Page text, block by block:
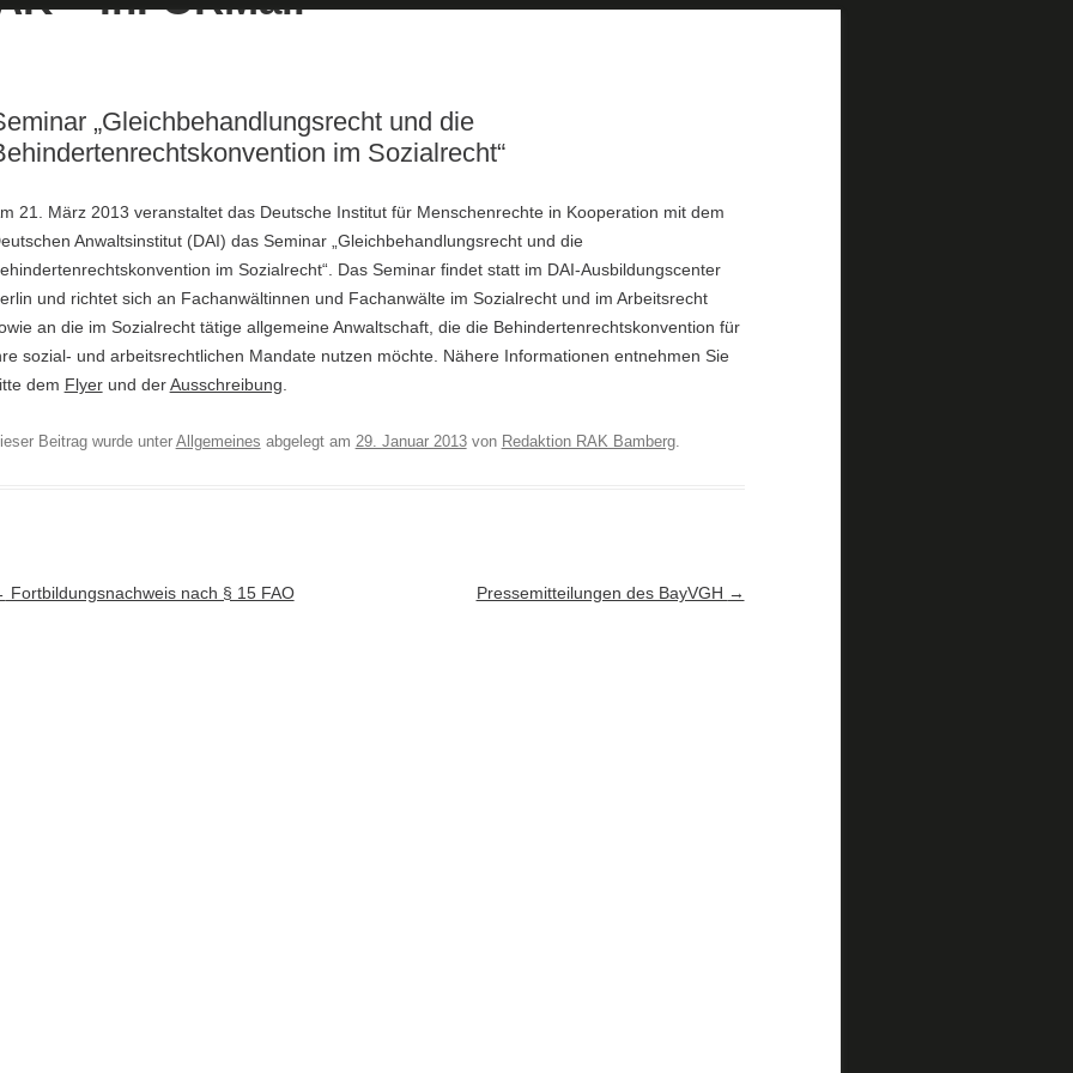
„Gleichbehandlungsrecht und die
im Sozialrecht“
21. März 2013 veranstaltet das Deutsche Institut für Menschenrechte in Kooperation mit dem
Anwaltsinstitut (DAI) das Seminar „Gleichbehandlungsrecht und die
im Sozialrecht“. Das Seminar findet statt im DAI-Ausbildungscenter
und richtet sich an Fachanwältinnen und Fachanwälte im Sozialrecht und im Arbeitsrecht
an die im Sozialrecht tätige allgemeine Anwaltschaft, die die Behindertenrechtskonvention für
sozial- und arbeitsrechtlichen Mandate nutzen möchte. Nähere Informationen entnehmen Sie
dem Flyerund derAusschreibung
Beitrag wurde unterAllgemeines abgelegt am 29. Januar 2013von Redaktion RAK Bamberg.
Navigation
Fortbildungsnachweis nach § 15 FAO Pressemitteilungen des BayVGH →